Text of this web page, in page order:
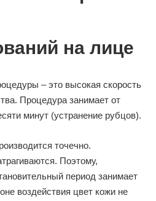
на лице
– это высокая скорость
Процедура занимает от
минут (устранение рубцов).
точечно.
Поэтому,
период занимает
воздействия цвет кожи не